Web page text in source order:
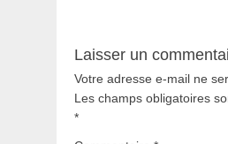
Laisser un
Votre adresse e-mail ne
Les champs obligatoires
*